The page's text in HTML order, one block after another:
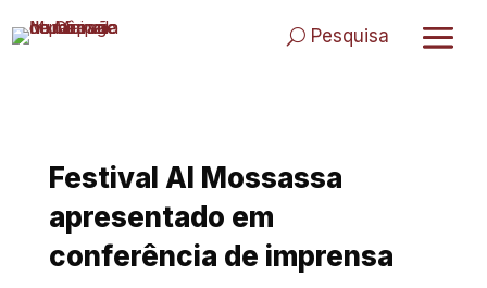
to
Pesquisa
Festival Al Mossassa
apresentado em
conferência de imprensa